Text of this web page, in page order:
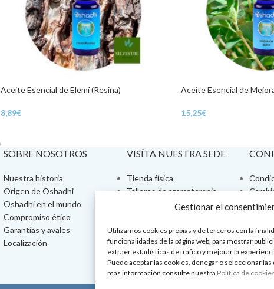
Gestionar el
Utilizamos cookies propias y de terceros con la
funcionalidades de la página web, para mostrar
extraer estadísticas de tráfico y mejorar la
Puede aceptar las cookies, denegar o seleccionar
más información consulte nuestra Política de cookies
Aceite Esencial de Elemí (Resina)
8,89€
Aceite Esencial de
15,25€
SOBRE NOSOTROS
Nuestra historia
Origen de Oshadhi
Oshadhi en el mundo
Compromiso ético
Garantías y avales
Localización
VISÍTA NUESTRA SEDE
Tienda física
Talleres de aromaterapia
Tratamientos de belleza
Jornadas y showrooms
Aromaterapia y bienestar